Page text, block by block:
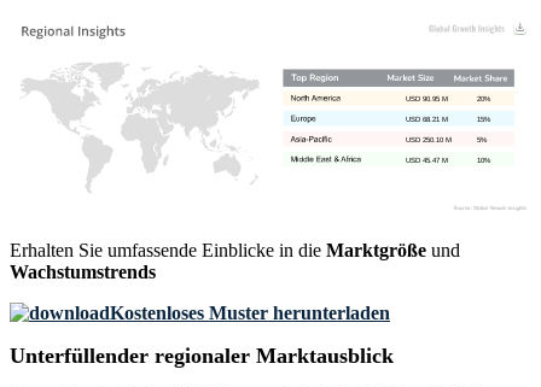
10%
USD 45.47 M
5%
USD 250.10 M
15%
USD 68.21 M
20%
USD 90.95 M
Erhalten Sie umfassende Einblicke in die Marktgröße und
Wachstumstrends
Kostenloses Muster herunterladen
Unterfüllender regionaler Marktausblick